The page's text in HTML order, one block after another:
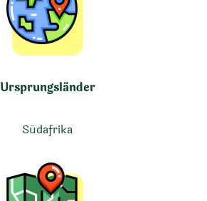
Ursprungsländer
Südafrika